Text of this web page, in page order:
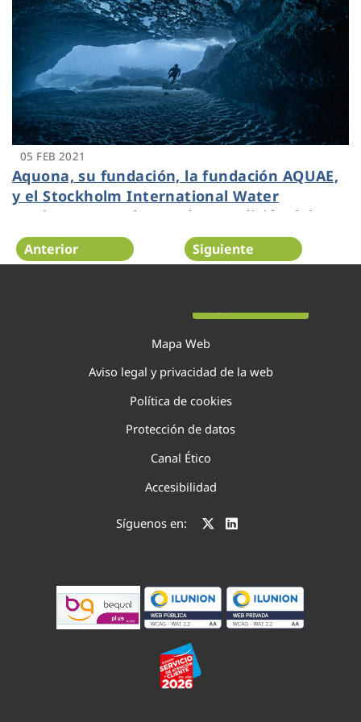
05 FEB 2021
Aquona, su fundación, la fundación AQUAE,
y el Stockholm International Water
Institute (SIWI) lanzan la VII edición del
premio PhotoAquae
Anterior Siguiente
Mapa Web
Aviso legal y privacidad de la web
Política de cookies
Protección de datos
Canal Ético
Accesibilidad
Síguenos en: